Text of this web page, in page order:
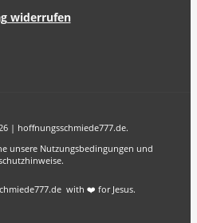
widerrufen
| hoffnungsschmiede777.de.
unsere Nutzungsbedingungen und
with ❤️ for Jesus.